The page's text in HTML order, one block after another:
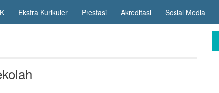
Ekstra Kurikuler Prestasi Akreditasi Sosial Media